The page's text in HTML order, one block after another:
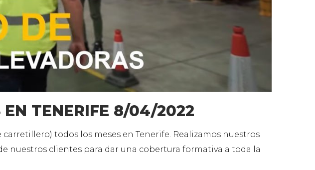
EN TENERIFE 8/04/2022
todos los meses en Tenerife. Realizamos nuestros
nuestros clientes para dar una cobertura formativa a toda la